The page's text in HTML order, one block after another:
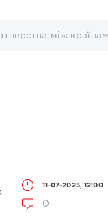
між
11-07-2025, 12:00
0